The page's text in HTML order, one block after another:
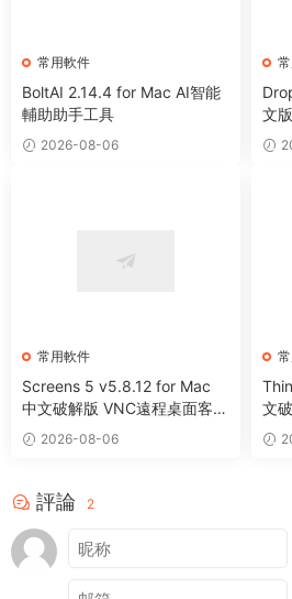
常用軟件
BoltAI 2.14.4 for Mac AI智能
輔助助手工具
2026-08-06
文
整
常用軟件
Screens 5 v5.8.12 for Mac
中文破解版 VNC遠程桌面客戶
端應用程序
2026-08-06
文
具
評論 2